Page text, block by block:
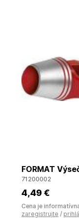
FORMAT
71200002
4,49 €
Cena je
zaregistrujte /